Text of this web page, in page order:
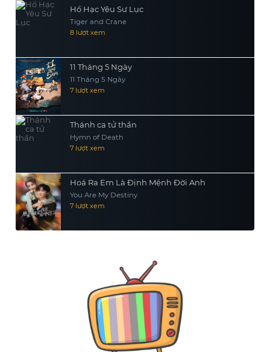
Hổ Hạc Yêu Sư Lục
Tiger and Crane
8 lượt xem
11 Tháng 5 Ngày
11 Tháng 5 Ngày
7 lượt xem
Thánh ca tử thần
Hymn of Death
7 lượt xem
Hoá Ra Em Là Định Mệnh Đời Anh
You Are My Destiny
7 lượt xem